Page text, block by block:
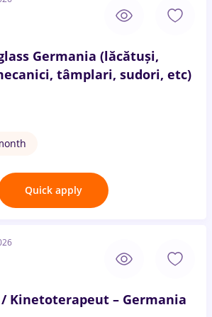
Germania (lăcătuși,
tâmplari, sudori, etc)
Quick apply
Kinetoterapeut – Germania